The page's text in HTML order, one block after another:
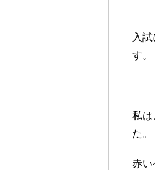
入
す。
私は
た。
赤い